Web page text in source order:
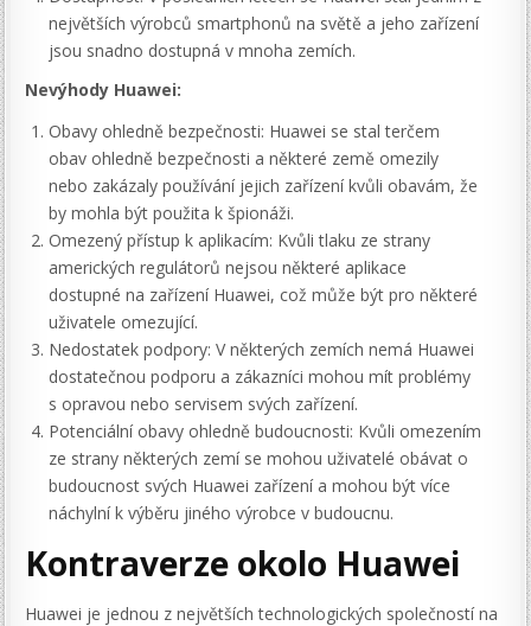
největších výrobců smartphonů na světě a jeho zařízení
jsou snadno dostupná v mnoha zemích.
Nevýhody Huawei:
Obavy ohledně bezpečnosti: Huawei se stal terčem
obav ohledně bezpečnosti a některé země omezily
nebo zakázaly používání jejich zařízení kvůli obavám, že
by mohla být použita k špionáži.
Omezený přístup k aplikacím: Kvůli tlaku ze strany
amerických regulátorů nejsou některé aplikace
dostupné na zařízení Huawei, což může být pro některé
uživatele omezující.
Nedostatek podpory: V některých zemích nemá Huawei
dostatečnou podporu a zákazníci mohou mít problémy
s opravou nebo servisem svých zařízení.
Potenciální obavy ohledně budoucnosti: Kvůli omezením
ze strany některých zemí se mohou uživatelé obávat o
budoucnost svých Huawei zařízení a mohou být více
náchylní k výběru jiného výrobce v budoucnu.
Kontraverze okolo Huawei
Huawei je jednou z největších technologických společností na